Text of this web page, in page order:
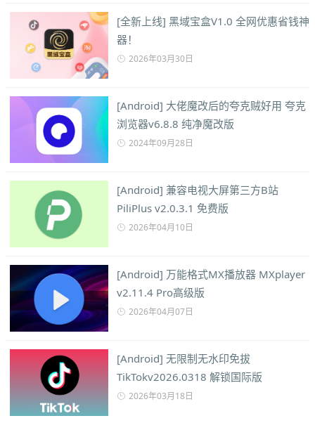
[全新上线] 黑域宝盒V1.0 全网优惠省钱神
器！
2026年03月30日
[Android] 大佬魔改后的夸克贼好用 夸克
浏览器v6.8.8 纯净魔改版
2024年09月28日
[Android] 兼容电视大屏第三方B站
PiliPlus v2.0.3.1 免费版
2026年04月10日
[Android] 万能格式MX播放器 MXplayer
v2.11.4 Pro高级版
2026年04月07日
[Android] 无限制无水印免拔
TikTokv2026.0318 解锁国际版
2026年03月18日